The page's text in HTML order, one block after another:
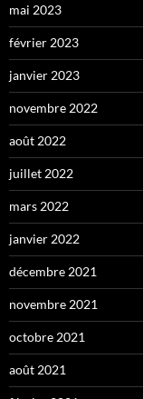
mai 2023
février 2023
janvier 2023
novembre 2022
août 2022
juillet 2022
mars 2022
janvier 2022
décembre 2021
novembre 2021
octobre 2021
août 2021